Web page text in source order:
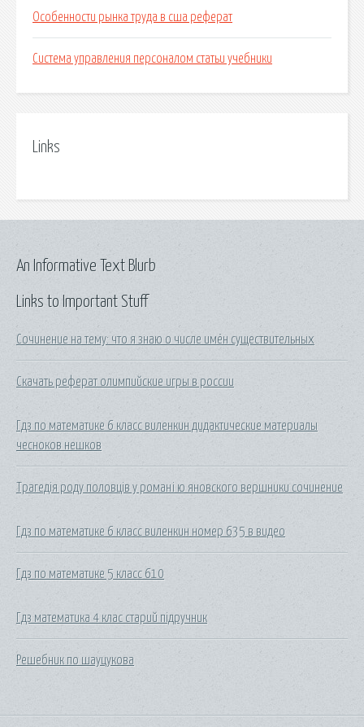
Особенности рынка труда в сша реферат
Система управления персоналом статьи учебники
Links
Links to Important Stuff
Сочинение на тему: что я знаю о числе имён существительных
Скачать реферат олимпийские игры в россии
Гдз по математике 6 класс виленкин дидактические материалы
чесноков нешков
Трагедія роду половців у романі ю яновского вершники сочинение
Гдз по математике 6 класс виленкин номер 635 в видео
Гдз по математике 5 класс 610
Гдз математика 4 клас старий підручник
Решебник по шауцукова
An Informative Text Blurb